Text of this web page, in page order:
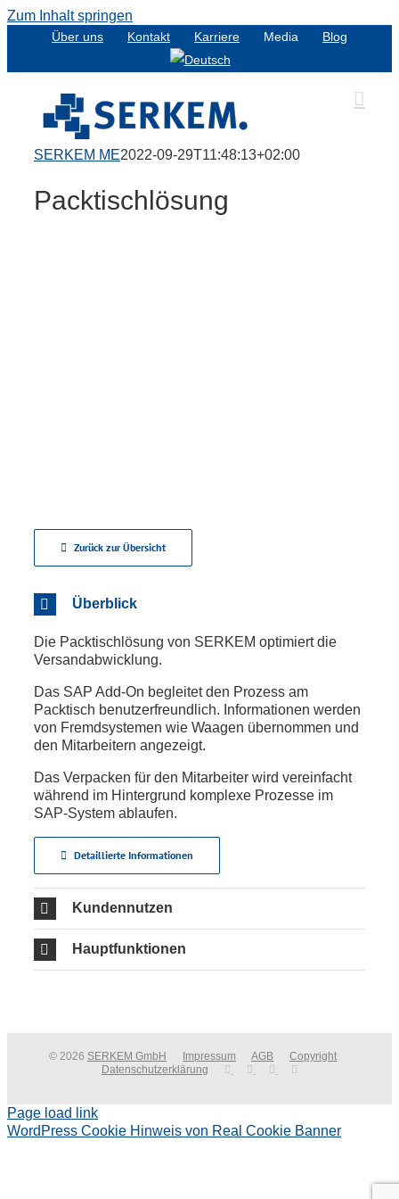
Zum Inhalt springen
Über uns Kontakt Karriere Media Blog
SERKEM ME2022-09-29T11:48:13+02:00
Packtischlösung
Zurück zur Übersicht
Überblick
Die Packtischlösung von SERKEM optimiert die
Versandabwicklung.
Das SAP Add-On begleitet den Prozess am
Packtisch benutzerfreundlich. Informationen werden
von Fremdsystemen wie Waagen übernommen und
den Mitarbeitern angezeigt.
Das Verpacken für den Mitarbeiter wird vereinfacht
während im Hintergrund komplexe Prozesse im
SAP-System ablaufen.
Detaillierte Informationen
Kundennutzen
Hauptfunktionen
© 2026 SERKEM GmbH Impressum AGB
Copyright
Datenschutzerklärung
Page load link
WordPress Cookie Hinweis von Real Cookie Banner